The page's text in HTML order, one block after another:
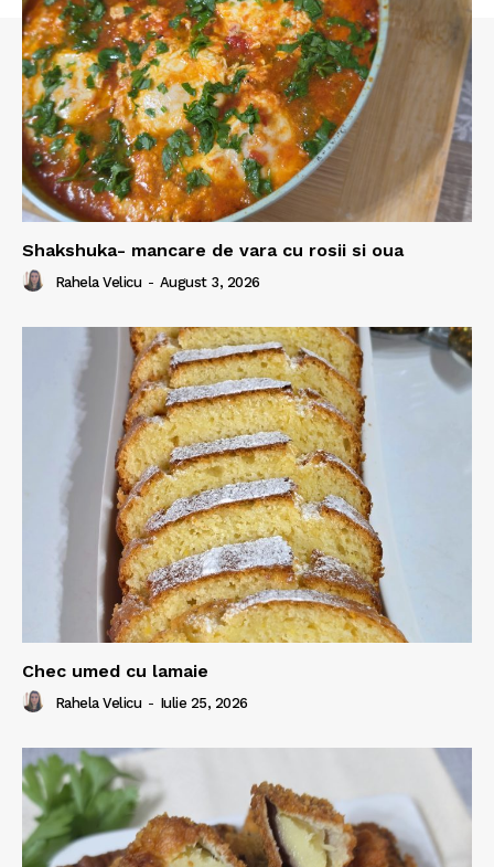
Shakshuka- mancare de vara cu rosii si oua
Rahela Velicu - August 3, 2026
Chec umed cu lamaie
Rahela Velicu - Iulie 25, 2026